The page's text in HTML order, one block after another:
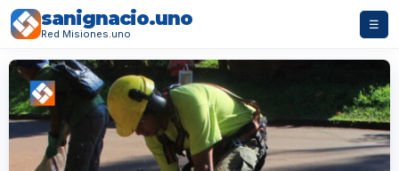
sanignacio.uno
Red Misiones.uno
☰